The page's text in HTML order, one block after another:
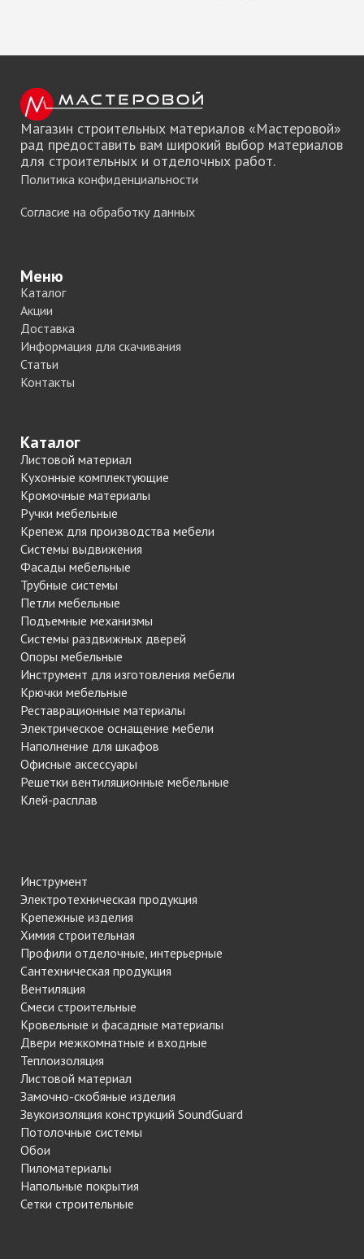
Магазин строительных материалов «Мастеровой»
рад предоставить вам широкий выбор материалов
для строительных и отделочных работ.
Политика конфиденциальности
Согласие на обработку данных
Меню
Каталог
Акции
Доставка
Информация для скачивания
Статьи
Контакты
Каталог
Листовой материал
Кухонные комплектующие
Кромочные материалы
Ручки мебельные
Крепеж для производства мебели
Системы выдвижения
Фасады мебельные
Трубные системы
Петли мебельные
Подъемные механизмы
Системы раздвижных дверей
Опоры мебельные
Инструмент для изготовления мебели
Крючки мебельные
Реставрационные материалы
Электрическое оснащение мебели
Наполнение для шкафов
Офисные аксессуары
Решетки вентиляционные мебельные
Клей-расплав
Инструмент
Электротехническая продукция
Крепежные изделия
Химия строительная
Профили отделочные, интерьерные
Сантехническая продукция
Вентиляция
Смеси строительные
Кровельные и фасадные материалы
Двери межкомнатные и входные
Теплоизоляция
Листовой материал
Замочно-скобяные изделия
Звукоизоляция конструкций SoundGuard
Потолочные системы
Обои
Пиломатериалы
Напольные покрытия
Сетки строительные